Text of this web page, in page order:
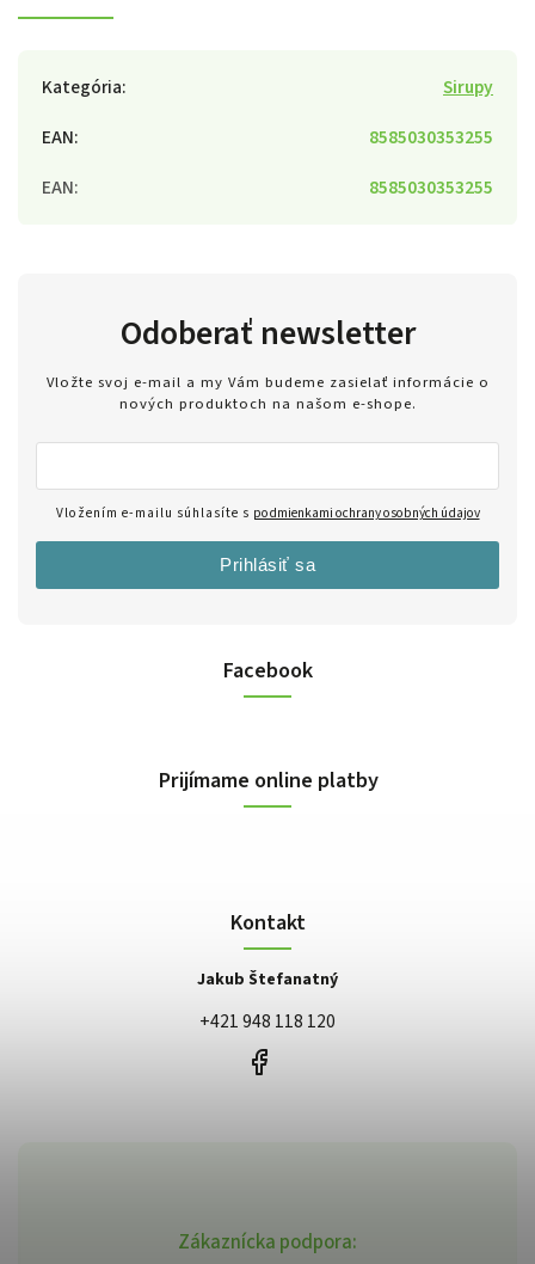
Kategória:
Sirupy
EAN:
8585030353255
EAN: 8585030353255
Zákaznícka podpora:
Facebook
Prijímame online platby
Kontakt
Jakub Štefanatný
+421 948 118 120
Odoberať newsletter
Vložte svoj e-mail a my Vám budeme zasielať informácie o
nových produktoch na našom e-shope.
Vložením e-mailu súhlasíte s podmienkami ochrany osobných údajov
Prihlásiť sa